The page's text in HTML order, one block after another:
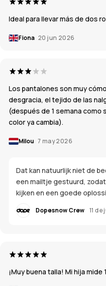
Ideal para llevar más de dos
Fiona 20 jun 2026
Los pantalones son muy
desgracia, el tejido de las
(después de 1 semana como
color ya cambia).
Milou 7 may 2026
Dat kan natuurlijk niet de
een mailtje gestuurd,
kijken en een goede
Dopesnow Crew 11
¡Muy buena talla! Mi hija mide